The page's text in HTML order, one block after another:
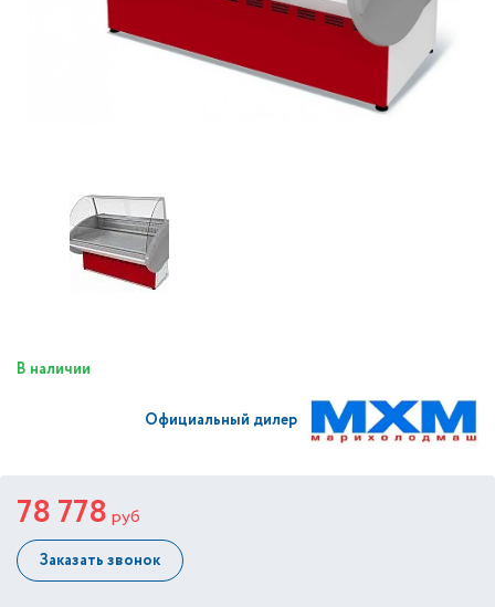
В наличии
Официальный дилер
78 778 руб
Заказать звонок